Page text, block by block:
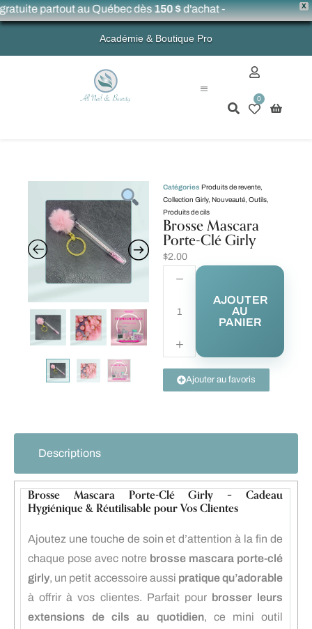
X
partout au Québec dès150 $d'achat -
Académie & Boutique Pro
0
Catégories Produits de revente
Collection Girly, Nouveauté Outils
Produits de cils
Brosse Mascara
Porte-Clé Girly
$2.00
AJOUTER
AU
PANIER
Ajouter au favoris
Descriptions
Brosse Mascara Porte-Clé Girly – Cadeau
Hygiénique & Réutilisable pour Vos Clientes
Ajoutez une touche de soin et d’attention à la fin de
chaque pose avec notre brosse mascara porte-clé
girly, un petit accessoire aussi pratique qu’adorable
à offrir à vos clientes. Parfait pour brosser leurs
extensions de cils au quotidien, ce mini outil